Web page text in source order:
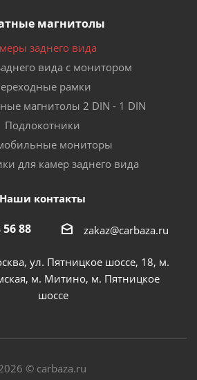
магнитолы
заднего вида
вида с монитором
рамки
магнитолы 2 DIN - 1 DIN
Подлокотники
мониторы
для камер заднего вида
Наши контакты
56 88 zakaz@carbaza.ru
ул. Пятницкое шоссе, 18, м.
м. Митино, м. Пятницкое
шоссе
© carbaza.ru